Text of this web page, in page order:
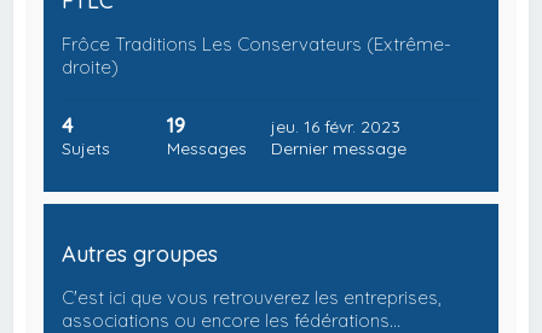
Frôce Traditions Les Conservateurs (Extrême-
droite)
4
Sujets
19
Messages
jeu. 16 févr. 2023
Dernier message
Autres groupes
C'est ici que vous retrouverez les entreprises,
associations ou encore les fédérations…